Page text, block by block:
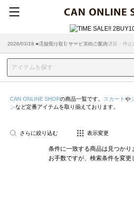
2026/07/29 ■【お知らせ】ヤマト運輸の配送遅延・停止
2026/03/18 ■店舗受け取りサービスのご案内
CAN ONLINE SHOPの商品一覧です。 スカート や
ンなど定番アイテムを取り揃えております。
さらに絞り込む 表示変更
条件に一致する商品は見つかり
お手数ですが、検索条件を変更